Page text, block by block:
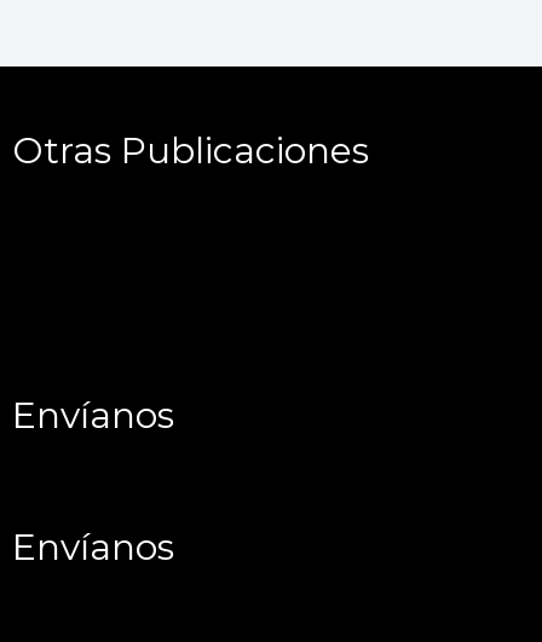
Otras Publicaciones
Envíanos
Envíanos